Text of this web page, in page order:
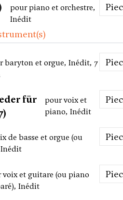
pour piano et orchestre,
Inédit
baryton et orgue, Inédit, 7
für
pour voix et
piano, Inédit
de basse et orgue (ou
voix et guitare (ou piano
Inédit